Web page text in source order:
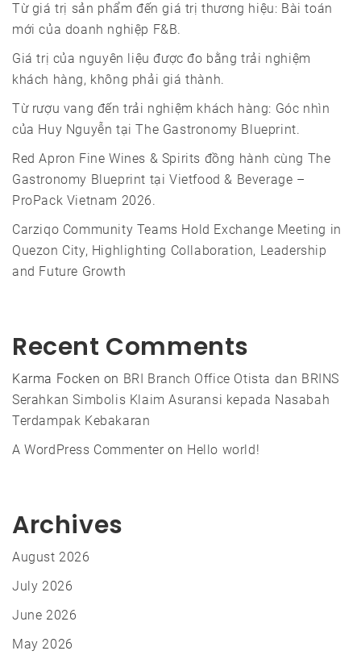
Từ giá trị sản phẩm đến giá trị thương hiệu: Bài toán
mới của doanh nghiệp F&B.
Giá trị của nguyên liệu được đo bằng trải nghiệm
khách hàng, không phải giá thành.
Từ rượu vang đến trải nghiệm khách hàng: Góc nhìn
của Huy Nguyễn tại The Gastronomy Blueprint.
Red Apron Fine Wines & Spirits đồng hành cùng The
Gastronomy Blueprint tại Vietfood & Beverage –
ProPack Vietnam 2026.
Carziqo Community Teams Hold Exchange Meeting in
Quezon City, Highlighting Collaboration, Leadership
and Future Growth
Recent Comments
Karma Focken on BRI Branch Office Otista dan BRINS
Serahkan Simbolis Klaim Asuransi kepada Nasabah
Terdampak Kebakaran
A WordPress Commenteron Hello world!
Archives
August 2026
July 2026
June 2026
May 2026